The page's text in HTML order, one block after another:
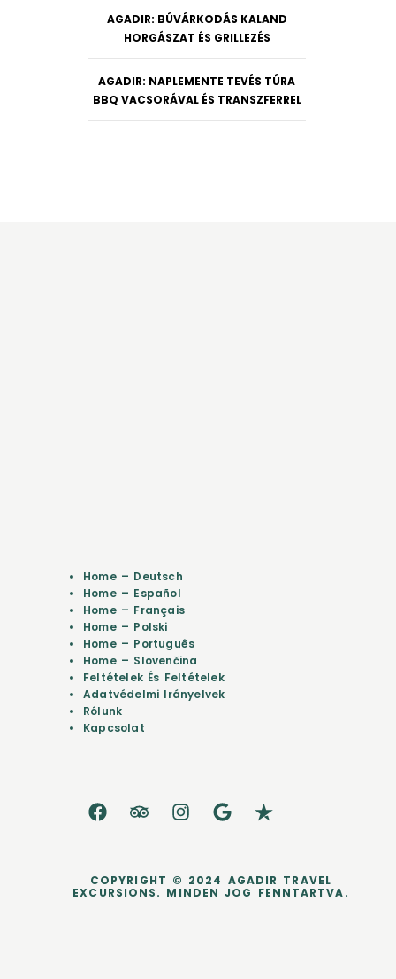
AGADIR: BÚVÁRKODÁS KALAND
HORGÁSZAT ÉS GRILLEZÉS
AGADIR: NAPLEMENTE TEVÉS TÚRA
BBQ VACSORÁVAL ÉS TRANSZFERREL
Home – Deutsch
Home – Español
Home – Français
Home – Polski
Home – Português
Home – Slovenčina
Feltételek És Feltételek
Adatvédelmi Irányelvek
Rólunk
Kapcsolat
COPYRIGHT © 2024 AGADIR TRAVEL
EXCURSIONS. MINDEN JOG FENNTARTVA.